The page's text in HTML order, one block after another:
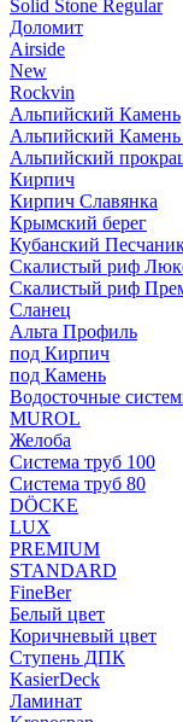
Solid Stone Regular
Доломит
Airside
New
Rockvin
Альпийский Камень
Альпийский
Альпийский
Кирпич
Кирпич Славянка
Крымский берег
Кубанский
Скалистый риф
Скалистый риф
Сланец
Альта Профиль
под Кирпич
под Камень
Водосточные
MUROL
Желоба
Система труб 100
Система труб 80
DÖCKE
LUX
PREMIUM
STANDARD
FineBer
Белый цвет
Коричневый цвет
Ступень ДПК
KasierDeck
Ламинат